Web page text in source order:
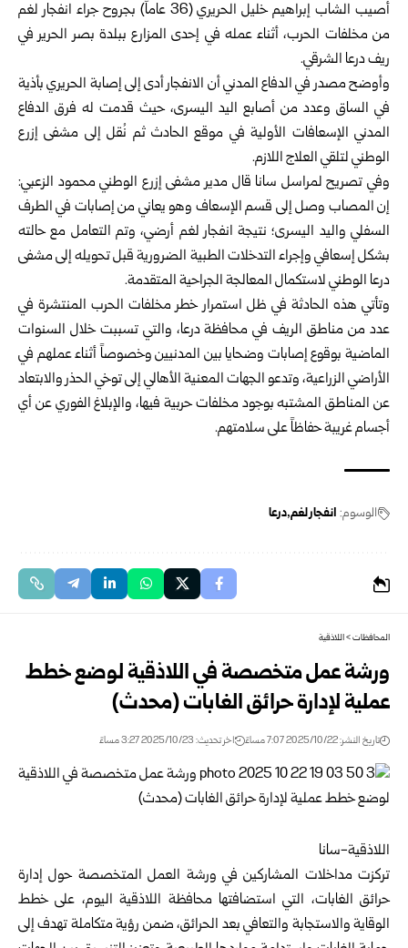
أُصيب الشاب إبراهيم خليل الحريري (36 عاماً) بجروح جراء انفجار لغم
من مخلفات الحرب، أثناء عمله في إحدى المزارع ببلدة بصر الحرير في
ريفدرعا الشرقي.
وأوضح مصدر في الدفاع المدني أن الانفجار أدى إلى إصابة الحريري بأذية
في الساق وعدد من أصابع اليد اليسرى، حيث قدمت له فرق الدفاع
المدني الإسعافات الأولية في موقع الحادث ثم نُقل إلى مشفى إزرع
الوطني لتلقي العلاج اللازم.
وفي تصريح لمراسل سانا قال مدير مشفى إزرع الوطني محمود الزعبي:
إن المصاب وصل إلى قسم الإسعاف وهو يعاني من إصابات في الطرف
السفلي واليد اليسرى؛ نتيجة انفجار لغم أرضي، وتم التعامل مع حالته
بشكل إسعافي وإجراء التدخلات الطبية الضرورية قبل تحويله إلى مشفى
درعا الوطني لاستكمال المعالجة الجراحية المتقدمة.
وتأتي هذه الحادثة في ظل استمرار خطر مخلفات الحرب المنتشرة في
عدد من مناطق الريف في محافظة درعا، والتي تسببت خلال السنوات
الماضية بوقوع إصابات وضحايا بين المدنيين وخصوصاً أثناء عملهم في
الأراضي الزراعية، وتدعو الجهات المعنية الأهالي إلى توخي الحذر والابتعاد
عن المناطق المشتبه بوجود مخلفات حربية فيها، والإبلاغ الفوري عن أي
أجسام غريبة حفاظاً على سلامتهم.
الوسوم: انفجار لغم درعا
المحافظات>اللاذقية
ورشة عمل متخصصة في اللاذقية لوضع خطط
عملية لإدارة حرائق الغابات (محدث)
تاريخ النشر: 2025/10/22 7:07 مساءً اخر تحديث: 2025/10/23 3:27 مساءً
اللاذقية-سانا
تركزت مداخلات المشاركين في ورشة العمل المتخصصة حول إدارة
حرائق الغابات، التي استضافتها محافظة اللاذقية اليوم، على خطط
الوقاية والاستجابة والتعافي بعد الحرائق، ضمن رؤية متكاملة تهدف إلى